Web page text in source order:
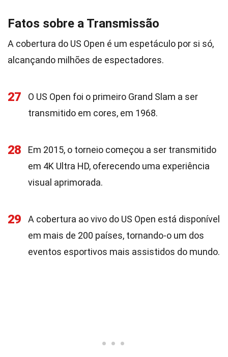
Fatos sobre a Transmissão
A cobertura do US Open é um espetáculo por si só,
alcançando milhões de espectadores.
27
O US Open foi o primeiro Grand Slam a ser
transmitido em cores, em 1968.
28
Em 2015, o torneio começou a ser transmitido
em 4K Ultra HD, oferecendo uma experiência
visual aprimorada.
29
A cobertura ao vivo do US Open está disponível
em mais de 200 países, tornando-o um dos
eventos esportivos mais assistidos do mundo.